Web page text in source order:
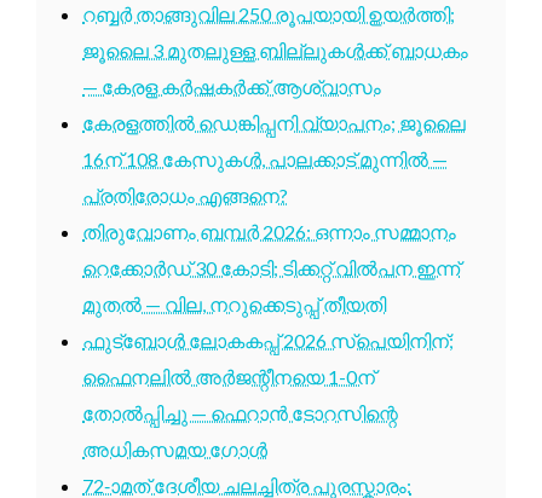
റബ്ബർ താങ്ങുവില 250 രൂപയായി ഉയർത്തി;
ജൂലൈ 3 മുതലുള്ള ബില്ലുകൾക്ക് ബാധകം
— കേരള കർഷകർക്ക് ആശ്വാസം
കേരളത്തിൽ ഡെങ്കിപ്പനി വ്യാപനം; ജൂലൈ
16ന് 108 കേസുകൾ, പാലക്കാട് മുന്നിൽ —
പ്രതിരോധം എങ്ങനെ?
തിരുവോണം ബമ്പർ 2026: ഒന്നാം സമ്മാനം
റെക്കോർഡ് 30 കോടി; ടിക്കറ്റ് വിൽപന ഇന്ന്
മുതൽ — വില, നറുക്കെടുപ്പ് തീയതി
ഫുട്ബോൾ ലോകകപ്പ് 2026 സ്പെയിനിന്;
ഫൈനലിൽ അർജന്റീനയെ 1-0ന്
തോൽപ്പിച്ചു — ഫെറാൻ ടോറസിന്റെ
അധികസമയ ഗോൾ
72-ാമത് ദേശീയ ചലച്ചിത്ര പുരസ്കാരം: